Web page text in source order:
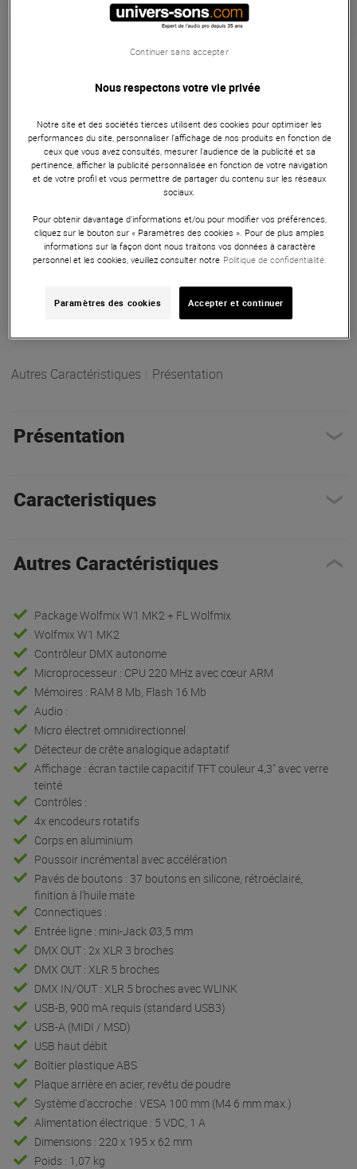
dont éco-part : 0,90 €
Garantie
ans
Contrôleur et Bloc
Wolfmix W1 MK2 + FL Wolfmix : contrôleur DMX autonome
avec écran tactile, détection audio, 3 sorties DMX et pads
rétroéclairés, livré avec un flight case renforcé à mousse
ajustable. Parfait pour les prestations mobiles.
ARTICLE N° 108082
Autres Caractéristiques Présentation
Présentation
Caracteristiques
Autres Caractéristiques
Package Wolfmix W1 MK2 + FL Wolfmix
Wolfmix W1 MK2
Contrôleur DMX autonome
Microprocesseur : CPU 220 MHz avec cœur ARM
Mémoires : RAM 8 Mb, Flash 16 Mb
Audio :
Micro électret omnidirectionnel
Détecteur de crête analogique adaptatif
Affichage : écran tactile capacitif TFT couleur 4,3" avec verre
teinté
Contrôles :
4x encodeurs rotatifs
Corps en aluminium
Poussoir incrémental avec accélération
Pavés de boutons : 37 boutons en silicone, rétroéclairé,
finition à l'huile mate
Connectiques :
Entrée ligne : mini-Jack Ø3,5 mm
DMX OUT : 2x XLR 3 broches
DMX OUT : XLR 5 broches
DMX IN/OUT : XLR 5 broches avec WLINK
USB-B, 900 mA requis (standard USB3)
USB-A (MIDI / MSD)
USB haut débit
Boîtier plastique ABS
Plaque arrière en acier, revêtu de poudre
Système d'accroche : VESA 100 mm (M4 6 mm max.)
Alimentation électrique : 5 VDC, 1 A
Dimensions : 220 x 195 x 62 mm
Poids : 1,07 kg
Nous respectons votre vie privée
Notre site et des sociétés tierces utilisent des cookies pour optimiser les
performances du site, personnaliser l’affichage de nos produits en fonction de
ceux que vous avez consultés, mesurer l'audience de la publicité et sa
pertinence, afficher la publicité personnalisée en fonction de votre navigation
et de votre profil et vous permettre de partager du contenu sur les réseaux
sociaux.
Pour obtenir davantage d'informations et/ou pour modifier vos préférences,
cliquez sur le bouton sur « Paramètres des cookies ». Pour de plus amples
informations sur la façon dont nous traitons vos données à caractère
personnel et les cookies, veuillez consulter notre Politique de confidentialité.
Paramètres des cookies Accepter et continuer
Continuer sans accepter